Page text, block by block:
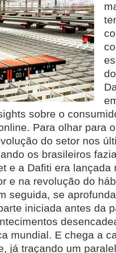
sobre o
Para olhar para
do setor nos
os brasileiros
e a Dafiti era
e na revolução do
seguida, se
iniciada antes da
mundial. E chega a
já traçando um